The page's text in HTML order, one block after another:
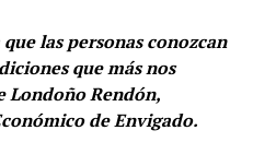
las personas conozcan
que más nos
Londoño Rendón,
de Envigado.